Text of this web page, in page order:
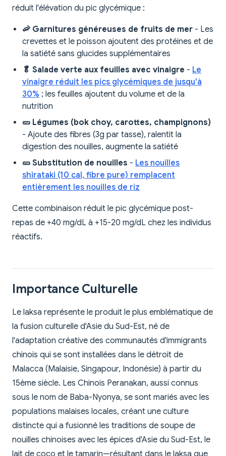
réduit l'élévation du pic glycémique :
🦐 Garnitures généreuses de fruits de mer - Les
crevettes et le poisson ajoutent des protéines et de
la satiété sans glucides supplémentaires
🥬 Salade verte aux feuilles avec vinaigre - Le
vinaigre réduit les pics glycémiques de jusqu'à
30% ; les feuilles ajoutent du volume et de la
nutrition
🥒 Légumes (bok choy, carottes, champignons)
- Ajoute des fibres (3g par tasse), ralentit la
digestion des nouilles, augmente la satiété
🥒 Substitution de nouilles - Les nouilles
shirataki (10 cal, fibre pure) remplacent
entièrement les nouilles de riz
Cette combinaison réduit le pic glycémique post-
repas de +40 mg/dL à +15-20 mg/dL chez les individus
réactifs.
Importance Culturelle
Le laksa représente le produit le plus emblématique de
la fusion culturelle d'Asie du Sud-Est, né de
l'adaptation créative des communautés d'immigrants
chinois qui se sont installées dans le détroit de
Malacca (Malaisie, Singapour, Indonésie) à partir du
15ème siècle. Les Chinois Peranakan, aussi connus
sous le nom de Baba-Nyonya, se sont mariés avec les
populations malaises locales, créant une culture
distincte qui a fusionné les traditions de soupe de
nouilles chinoises avec les épices d'Asie du Sud-Est, le